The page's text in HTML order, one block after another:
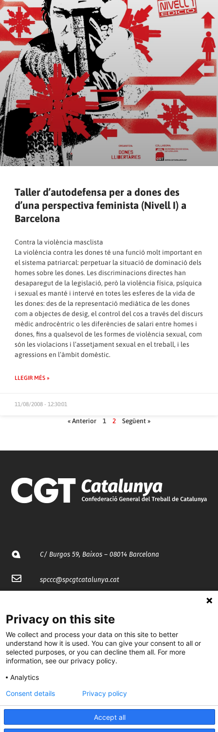
Taller d’autodefensa per a dones des
d’una perspectiva feminista (Nivell I) a
Barcelona
Contra la violència masclista
La violència contra les dones té una funció molt important en
el sistema patriarcal: perpetuar la situació de dominació dels
homes sobre les dones. Les discriminacions directes han
desaparegut de la legislació, però la violència física, psíquica
i sexual es manté i intervé en totes les esferes de la vida de
les dones: des de la representació mediàtica de les dones
com a objectes de desig, el control del cos a través del discurs
mèdic androcèntric o les diferències de salari entre homes i
dones, fins a qualsevol de les formes de violència sexual, com
són les violacions i l’assetjament sexual en el treball, i les
agressions en l’àmbit domèstic.
LLEGIR MÉS »
11/08/2008 - 12:30:01
« Anterior 1 2 Següent »
C/ Burgos 59, Baixos – 08014 Barcelona
spccc@spcgtcatalunya.cat
@CGTCatalunya
cgtcatalunya
Privacy on this site
We collect and process your data on this site to better
understand how it is used. You can give your consent to all or
selected purposes, or you can decline them all. For more
information, see our privacy policy.
Analytics
Accept all
Consent details Privacy policy